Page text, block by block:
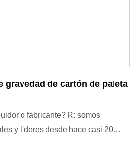
gravedad de cartón de paleta
fabricante? R: somos
y líderes desde hace casi 20